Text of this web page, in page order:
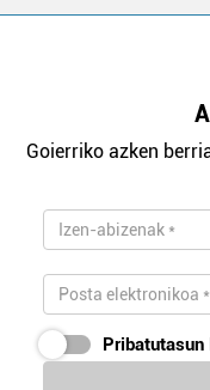
Goierriko azken